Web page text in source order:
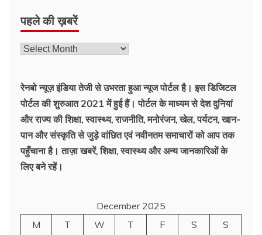
पहले की ख़बरें
पहले
रेनबो न्यूज़ इंडिया तेजी से उभरता हुआ न्‍यूज पोर्टल है। इस डिजिटल
पोर्टल की शुरुआत 2021 में हुई हैं। पोर्टल के माध्यम से देश दुनियां
और राज्य की शिक्षा, स्वास्थ्य, राजनीति, मनोरंजन, खेल, पर्यटन, खान-
पान और संस्कृति से जुड़े वांछित एवं नवीनतम समाचारों को आप तक
पहुँचाना है। ताज़ा खबरें, शिक्षा, स्वास्थ्य और अन्य जानकारिओं के
लिए बने रहें।
December 2025
M
T W T F S
S